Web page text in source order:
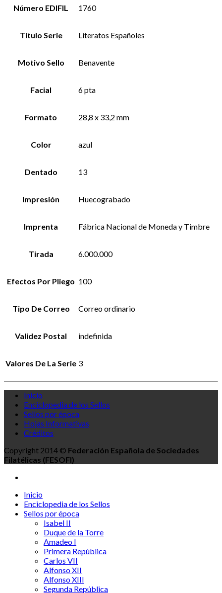
Número EDIFIL 1760
Título Serie Literatos Españoles
Motivo Sello Benavente
Facial 6 pta
Formato 28,8 x 33,2 mm
Color azul
Dentado 13
Impresión Huecograbado
Imprenta Fábrica Nacional de Moneda y Timbre
Tirada 6.000.000
Efectos Por Pliego 100
Tipo De Correo Correo ordinario
Validez Postal indefinida
Valores De La Serie 3
Inicio
Enciclopedia de los Sellos
Sellos por época
Hojas Informativas
Créditos
Copyright 2014 © Federación Española de Sociedades
Filatélicas (FESOFI)
Inicio
Enciclopedia de los Sellos
Sellos por época
Isabel II
Duque de la Torre
Amadeo I
Primera República
Carlos VII
Alfonso XII
Alfonso XIII
Segunda República